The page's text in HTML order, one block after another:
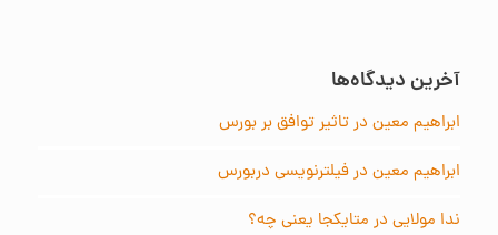
آخرین دیدگاه‌ها
ابراهیم معیندرتاثیر توافق بر بورس
ابراهیم معیندرفیلترنویسی دربورس
ندا مولاییدر متایکجا یعنی چه؟